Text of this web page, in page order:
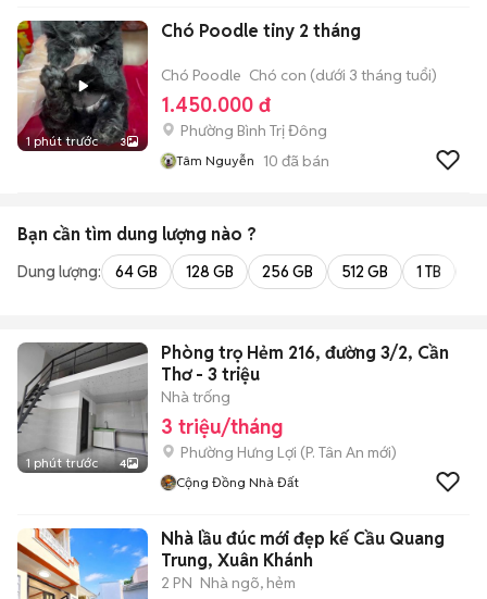
1 phút trước 3
Chó Poodle tiny 2 tháng
Chó Poodle Chó con (dưới 3 tháng tuổi)
1.450.000 đ
Phường Bình Trị Đông
Tâm Nguyễn 10 đã bán
Bạn cần tìm dung lượng nào ?
Dung lượng: 64 GB 128 GB 256 GB 512 GB 1 TB
1 phút trước 4
Phòng trọ Hẻm 216, đường 3/2, Cần
Thơ - 3 triệu
Nhà trống
3 triệu/tháng
Phường Hưng Lợi (P. Tân An mới)
Cộng Đồng Nhà Đất
Nhà lầu đúc mới đẹp kế Cầu Quang
Trung, Xuân Khánh
2 PN Nhà ngõ, hẻm